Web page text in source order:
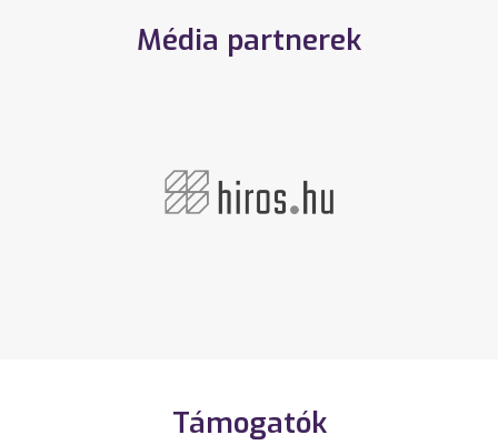
Média partnerek
Támogatók